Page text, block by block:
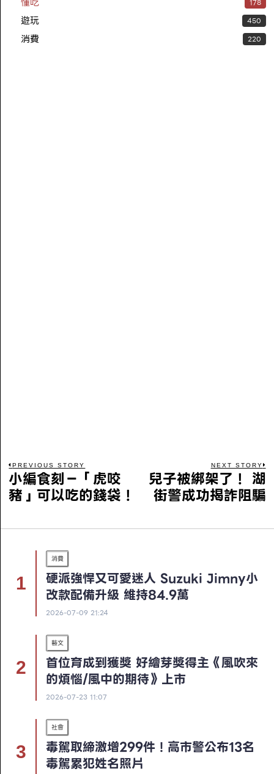
178
遊玩 450
消費 220
PREVIOUS STORY
小編食刻－「虎咬
豬」可以吃的錢袋！
NEXT STORY
兒子被綁架了！ 湖
街警成功揭詐阻騙
消費
硬派強悍又可愛迷人 Suzuki Jimny小
改款配備升級 維持84.9萬
2026-07-09 21:24
藝文
首位育成到獲獎 好繪芽獎得主《風吹來
的煩惱/風中的期待》上市
2026-07-23 11:07
社會
毒駕取締激增299件！高市警公布13名
毒駕累犯姓名照片